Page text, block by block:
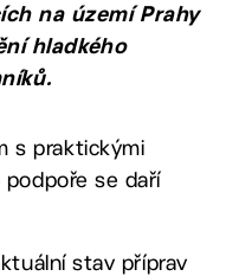
na území Prahy
hladkého
s praktickými
podpoře se daří
stav příprav